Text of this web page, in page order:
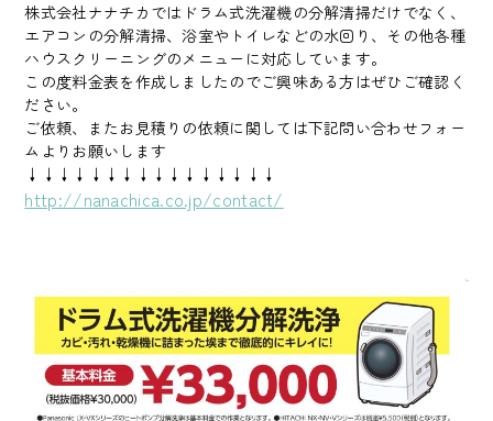
株式会社ナナチカではドラム式洗濯機の分解清掃だけでなく、
エアコンの分解清掃、浴室やトイレなどの水回り、その他各種
ハウスクリーニングのメニューに対応しています。
この度料金表を作成しましたのでご興味ある方はぜひご確認く
ださい。
ご依頼、またお見積りの依頼に関しては下記問い合わせフォー
ムよりお願いします
↓↓↓↓↓↓↓↓↓↓↓↓↓↓↓↓
http://nanachica.co.jp/contact/